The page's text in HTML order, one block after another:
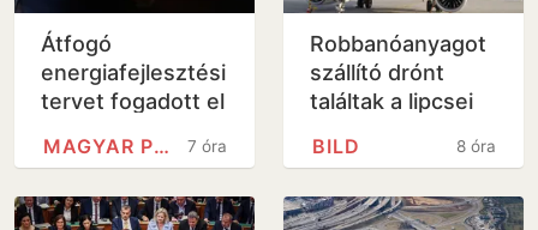
Átfogó
energiafejlesztési
tervet fogadott el
7 óra
MAGYAR PÉTER
Robbanóanyagot
szállító drónt
találtak a lipcsei
ukrán
közelében
8 óra
BILD